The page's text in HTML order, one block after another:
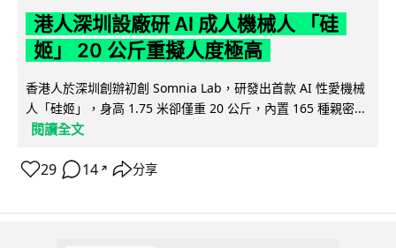
港人深圳設廠研 AI 成人機械人 「硅
姬」 20 公斤重擬人度極高
香港人於深圳創辦初創 Somnia Lab，研發出首款 AI 性愛機械
人「硅姬」，身高 1.75 米卻僅重 20 公斤，內置 165 種親密...
閱讀全文
29 14 ↗ 分享